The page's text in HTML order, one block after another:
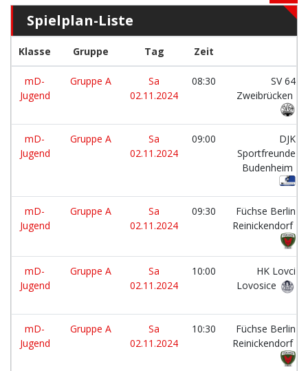
Spielplan-Liste
Klasse Gruppe Tag Zeit
mD-
Jugend
Gruppe A
Sa
02.11.2024
08:30
SV 64
Zweibrücken
mD-
Jugend
Gruppe A
Sa
02.11.2024
09:00
DJK
Sportfreunde
Budenheim
mD-
Jugend
Gruppe A
Sa
02.11.2024
09:30
Füchse Berlin
Reinickendorf
mD-
Jugend
Gruppe A
Sa
02.11.2024
10:00
HK Lovci
Lovosice
mD-
Jugend
Gruppe A
Sa
02.11.2024
10:30
Füchse Berlin
Reinickendorf